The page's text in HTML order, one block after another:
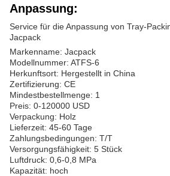
Anpassung:
Service für die Anpassung von Tray-
Jacpack
Markenname: Jacpack
Modellnummer: ATFS-6
Herkunftsort: Hergestellt in China
Zertifizierung: CE
Mindestbestellmenge: 1
Preis: 0-120000 USD
Verpackung: Holz
Lieferzeit: 45-60 Tage
Zahlungsbedingungen: T/T
Versorgungsfähigkeit: 5 Stück
Luftdruck: 0,6-0,8 MPa
Kapazität: hoch